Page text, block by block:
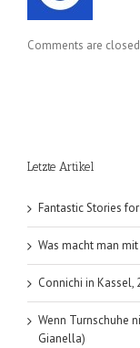
Comments are
Letzte Artikel
Fantastic Stories
Was macht man
Connichi in Kassel,
Wenn Turnschuhe
Gianella)